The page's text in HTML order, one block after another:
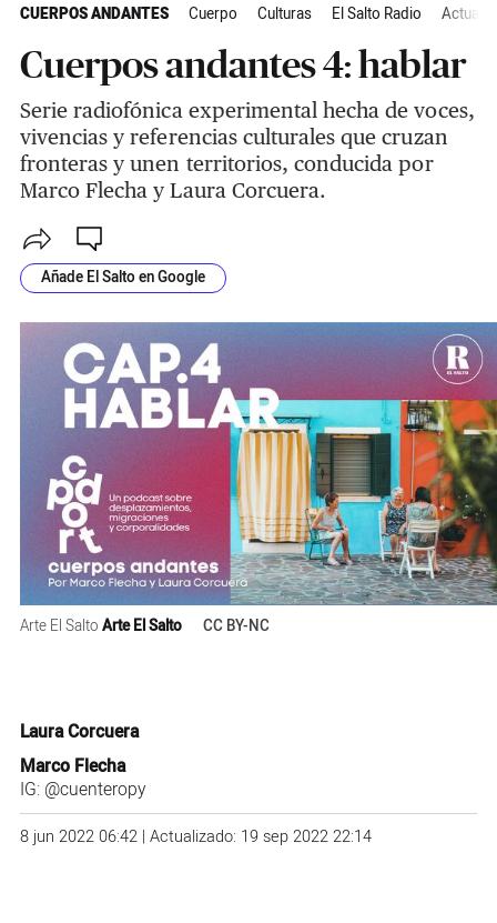
CUERPOS ANDANTES Cuerpo Culturas El Salto Radio
Cuerpos andantes 4: hablar
Serie radiofónica experimental hecha de voces,
vivencias y referencias culturales que cruzan
fronteras y unen territorios, conducida por
Marco Flecha y Laura Corcuera.
Añade El Salto en Google
Arte El Salto Arte El Salto CC BY-NC
Laura Corcuera
Marco Flecha
IG: @cuenteropy
8 jun 2022 06:42 | Actualizado: 19 sep 2022 22:14